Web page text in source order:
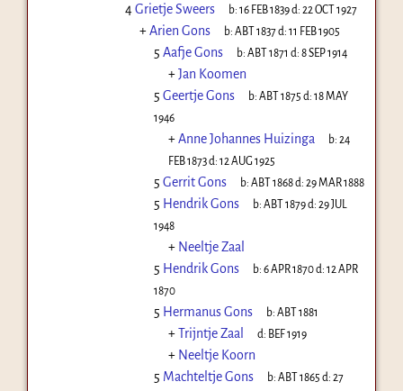
4Grietje Sweers b:16 FEB 1839d:22 OCT 1927
+Arien Gons b:ABT 1837d:11 FEB 1905
5 Aafje Gons b:ABT 1871 d:8 SEP 1914
+Jan Koomen
5 Geertje Gons b:ABT 1875 d:18 MAY
1946
+Anne Johannes Huizinga b:24
FEB 1873d: 12 AUG 1925
5 Gerrit Gons b:ABT 1868d:29 MAR 1888
5 Hendrik Gons b:ABT 1879d:29 JUL
1948
+ Neeltje Zaal
5 Hendrik Gons b:6 APR 1870d:12 APR
1870
5 Hermanus Gons b:ABT 1881
+Trijntje Zaal d: BEF 1919
+ Neeltje Koorn
5 Machteltje Gons b:ABT 1865 d:27